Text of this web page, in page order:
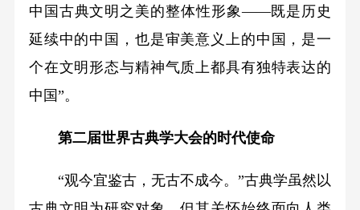
中国古典文明之美的整体性形象——既是历史
延续中的中国，也是审美意义上的中国，是一
个在文明形态与精神气质上都具有独特表达的
中国”。
第二届世界古典学大会的时代使命
“观今宜鉴古，无古不成今。”古典学虽然以